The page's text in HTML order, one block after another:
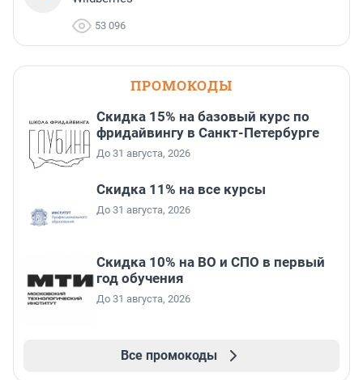
53 096
ПРОМОКОДЫ
Скидка 15% на базовый курс по
фридайвингу в Санкт-Петербурге
До 31 августа, 2026
Скидка 11% на все курсы
До 31 августа, 2026
Скидка 10% на ВО и СПО в первый
год обучения
До 31 августа, 2026
Все промокоды